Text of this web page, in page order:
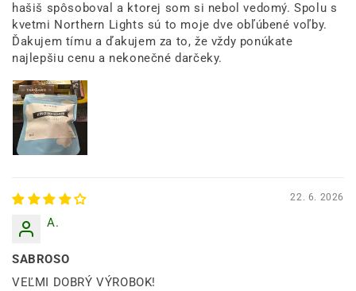
hašiš spôsoboval a ktorej som si nebol vedomý. Spolu s
kvetmi Northern Lights sú to moje dve obľúbené voľby.
Ďakujem tímu a ďakujem za to, že vždy ponúkate
najlepšiu cenu a nekonečné darčeky.
22. 6. 2026
A.
SABROSO
VEĽMI DOBRÝ VÝROBOK!